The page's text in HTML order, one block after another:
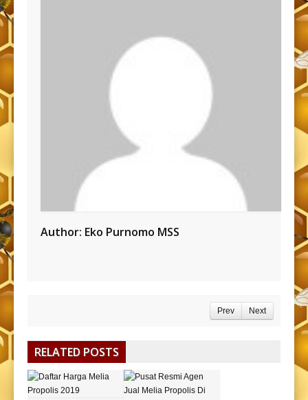
Author: Eko Purnomo MSS
Prev Next
RELATED POSTS